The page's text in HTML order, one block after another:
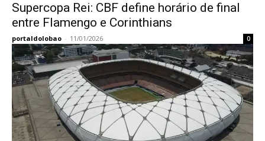
Supercopa Rei: CBF define horário de final
entre Flamengo e Corinthians
portaldolobao - 11/01/2026 0